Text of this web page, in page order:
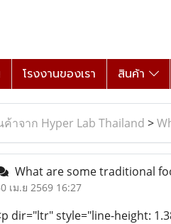
โรงงานของเรา สินค้า
าจาก Hyper Lab Thailand >
What are some traditional
เม.ย 2569 16:27
dir="ltr" style="line-height: